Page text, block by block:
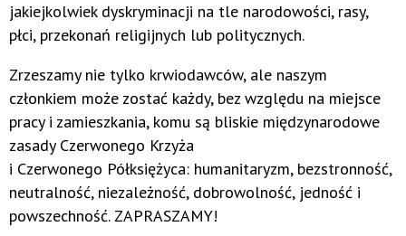
jakiejkolwiek dyskryminacji na tle narodowości, rasy,
płci, przekonań religijnych lub politycznych.
Zrzeszamy nie tylko krwiodawców, ale naszym
członkiem może zostać każdy, bez względu na miejsce
pracy i zamieszkania, komu są bliskie międzynarodowe
zasady Czerwonego Krzyża
i Czerwonego Półksiężyca: humanitaryzm, bezstronność,
neutralność, niezależność, dobrowolność, jedność i
powszechność. ZAPRASZAMY!